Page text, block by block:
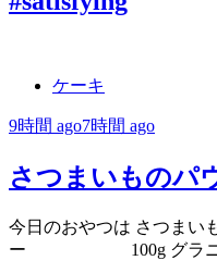
ケーキ
9時間 ago7時間 ago
さつまいものパ
今日のおやつは さつまい
ー 100g グラ